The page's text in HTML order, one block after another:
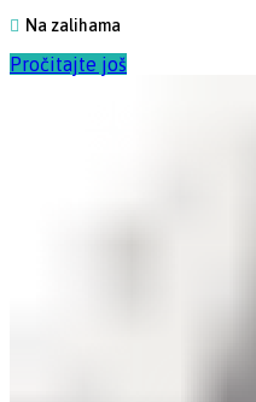
Na zalihama
Pročitajte još